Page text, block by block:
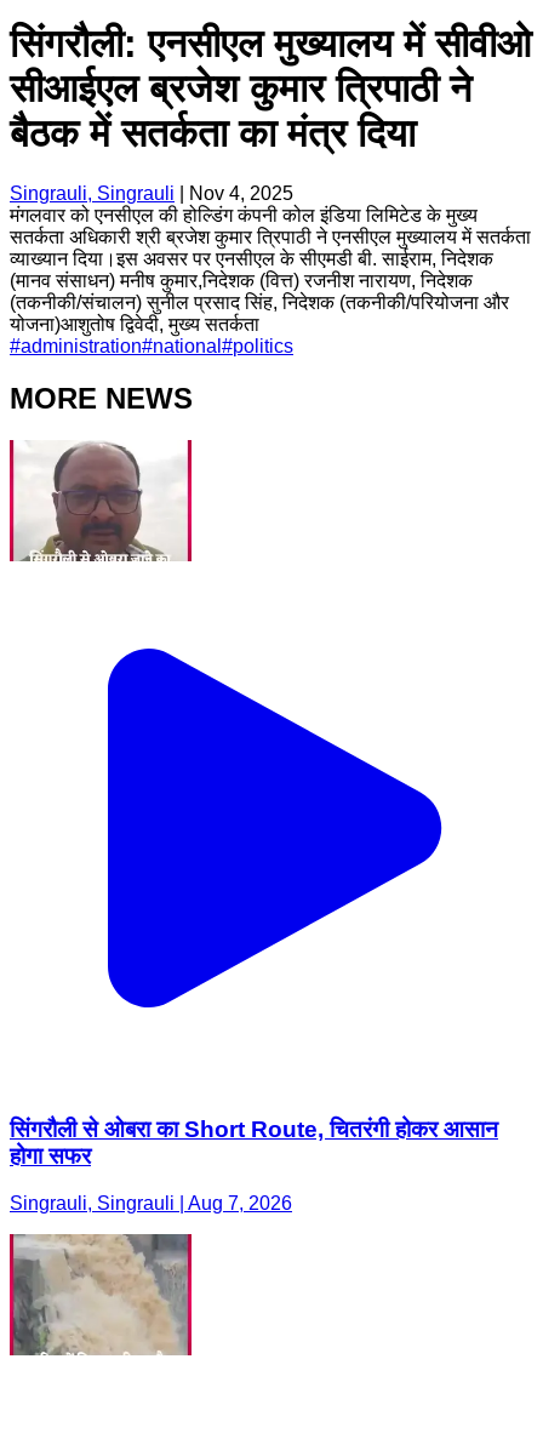
सिंगरौली: एनसीएल मुख्यालय में सीवीओ
सीआईएल ब्रजेश कुमार त्रिपाठी ने
बैठक में सतर्कता का मंत्र दिया
Singrauli, Singrauli
Nov 4, 2025
मंगलवार को एनसीएल की होल्डिंग कंपनी कोल इंडिया लिमिटेड के मुख्य
सतर्कता अधिकारी श्री ब्रजेश कुमार त्रिपाठी ने एनसीएल मुख्यालय में सतर्कता
व्याख्यान दिया।इस अवसर पर एनसीएल के सीएमडी बी. साईराम, निदेशक
(मानव संसाधन) मनीष कुमार,निदेशक (वित्त) रजनीश नारायण, निदेशक
(तकनीकी/संचालन) सुनील प्रसाद सिंह, निदेशक (तकनीकी/परियोजना और
योजना)आशुतोष द्विवेदी, मुख्य सतर्कता
#administration#national #politics
MORE NEWS
सिंगरौली से ओबरा का Short Route, चितरंगी होकर आसान
होगा सफर
Singrauli, Singrauli | Aug 7, 2026